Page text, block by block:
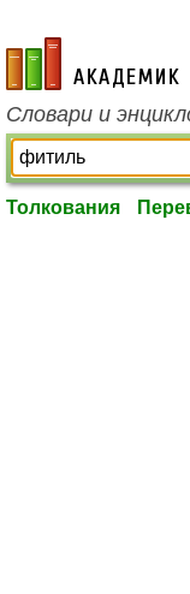
academic.ru
Словари и
Толкования